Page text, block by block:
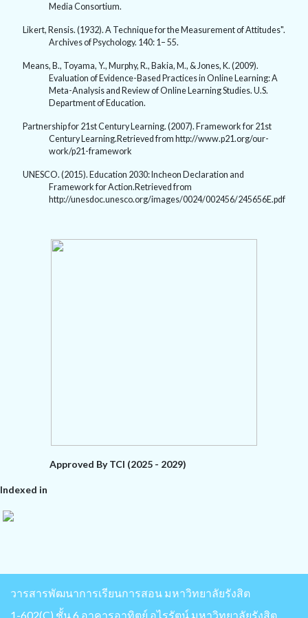
Media Consortium.
Likert, Rensis. (1932). A Technique for the Measurement of Attitudes".
Archives of Psychology. 140: 1– 55.
Means, B., Toyama, Y., Murphy, R., Bakia, M., & Jones, K. (2009).
Evaluation of Evidence-Based Practices in Online Learning: A
Meta-Analysis and Review of Online Learning Studies. U.S.
Department of Education.
Partnership for 21st Century Learning. (2007). Framework for 21st
Century Learning.Retrieved from http://www.p21.org/our-
work/p21-framework
UNESCO. (2015). Education 2030: Incheon Declaration and
Framework for Action.Retrieved from
http://unesdoc.unesco.org/images/0024/002456/245656E.pdf
Approved By TCI (2025 - 2029)
Indexed in
วารสารพัฒนาการเรียนการสอน มหาวิทยาลัยรังสิต
1-602(C) ชั้น 6 อาคารอาทิตย์ อุไรรัตน์ มหาวิทยาลัยรังสิต